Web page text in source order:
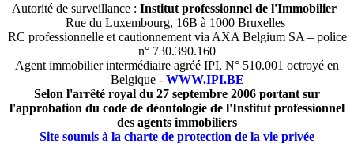
Autorité de surveillance : Institut professionnel de l'Immobilier
Rue du Luxembourg, 16B à 1000 Bruxelles
RC professionnelle et cautionnement via AXA Belgium SA – police
n° 730.390.160
Agent immobilier intermédiaire agréé IPI, N° 510.001 octroyé en
Belgique - WWW.IPI.BE
Selon l'arrêté royal du 27 septembre 2006 portant sur
l'approbation du code de déontologie de l'Institut professionnel
des agents immobiliers
Site soumis à la charte de protection de la vie privée